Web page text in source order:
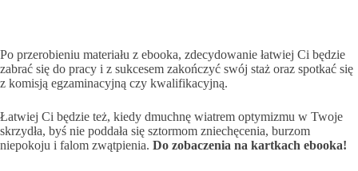
Po przerobieniu materiału z ebooka, zdecydowanie łatwiej Ci będzie
zabrać się do pracy i z sukcesem zakończyć swój staż oraz spotkać się
z komisją egzaminacyjną czy kwalifikacyjną.
Łatwiej Ci będzie też, kiedy dmuchnę wiatrem optymizmu w Twoje
skrzydła, byś nie poddała się sztormom zniechęcenia, burzom
niepokoju i falom zwątpienia. Do zobaczenia na kartkach ebooka!